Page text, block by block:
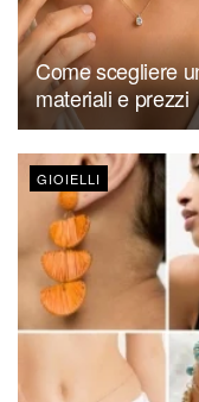
Come scegliere
materiali e prezzi
GIOIELLI